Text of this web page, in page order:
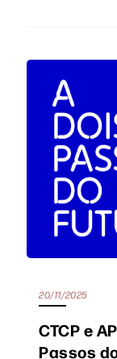
20/11/2025
CTCP e
Passos